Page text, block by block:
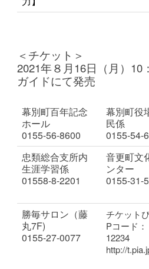
＜チケット＞
2021年８月16日（月）10
ガイドにて発売
幕別町百年記念
ホール
0155-56-8600
幕別町役
民係
0155-54-
忠類総合支所内
生涯学習係
01558-8-2201
音更町文
ンター
0155-31-
勝毎サロン（藤
丸7F)
0155-27-0077
チケット
Pコード：
12234
http://